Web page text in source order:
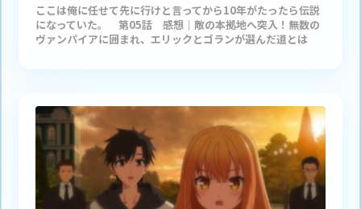
ここは俺に任せて先に行けと言ってから10年がたったら伝説
になっていた。 第05話 感想｜敵の本拠地へ突入！無数の
ヴァンパイアに囲まれ、エリックとゴランが選んだ道とは